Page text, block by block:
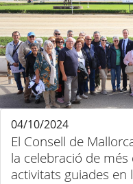
El Consell de
la celebració de
activitats guiades
04/10/2024